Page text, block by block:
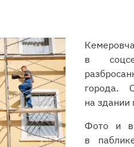
в
города.
на здании
Фото и
в